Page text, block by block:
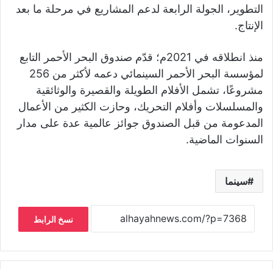
التطوير، الجولة الرابعة لدعم المشاريع في مرحلة ما بعد
الإنتاج.
منذ انطلاقه في 2021م؛ قدّم صندوق البحر الأحمر التابع
لمؤسسة البحر الأحمر السينمائي دعمه لأكثر من 256
مشروعًا، تشمل الأفلام الطويلة والقصيرة والوثائقية
والمسلسلات وأفلام التحريك، وحازت الكثير من الأعمال
المدعومة من قبل الصندوق جوائز عالمية عدة على مدار
السنوات الماضية.
سينما
نسخ الرابط